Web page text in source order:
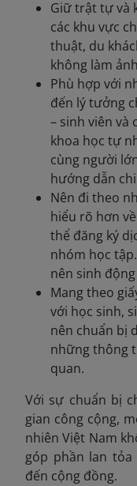
Giữ trật tự và
các khu vực
thuật, du
không làm
Phù hợp với
đến lý tưởng
– sinh viên và
khoa học tự
cùng người
hướng dẫn
Nên đi theo
hiểu rõ hơn
thể đăng ký
nhóm học
nên sinh
Mang theo
với học sinh,
nên chuẩn bị
những thông
quan.
Với sự chuẩn bị
gian công cộng,
nhiên Việt Nam
góp phần lan
đến cộng đồng.